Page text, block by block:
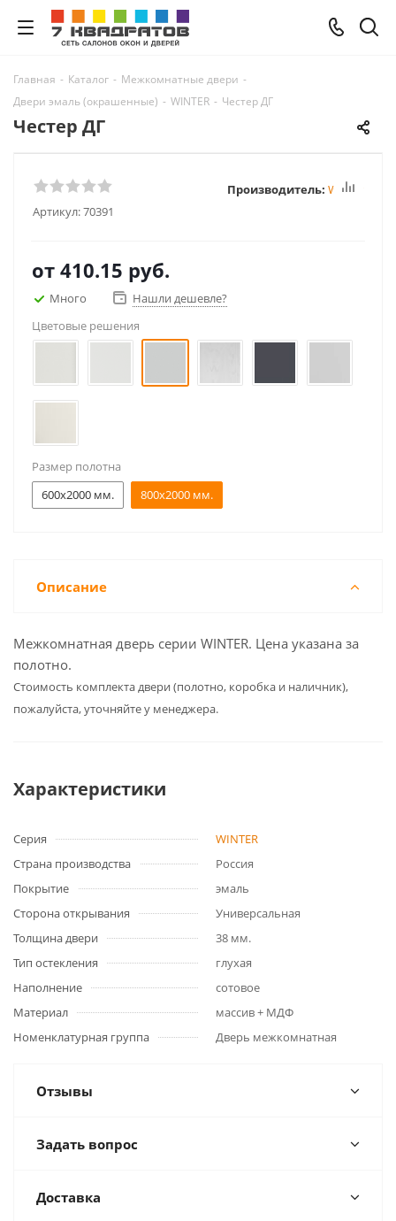
Главная - Каталог - Межкомнатные двери -
Двери эмаль (окрашенные) - WINTER - Честер ДГ
Честер ДГ
Артикул:70391
Производитель: Winter
от 410.15 руб.
Много
Нашли дешевле?
Цветовые решения
Размер полотна
600x2000 мм.
800x2000 мм.
Описание
Межкомнатная дверь серии WINTER. Цена указана за
полотно.
Cтоимость комплекта двери (полотно, коробка и наличник),
пожалуйста, уточняйте у менеджера.
Характеристики
Серия
WINTER
Страна производства
Россия
Покрытие
эмаль
Сторона открывания
Универсальная
Толщина двери
38 мм.
Тип остекления
глухая
Наполнение
сотовое
Материал
массив + МДФ
Номенклатурная группа
Дверь межкомнатная
Отзывы
Задать вопрос
Доставка